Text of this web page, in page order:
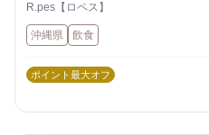
R.pes【ロペス】
沖縄県 飲食
ポイント最大オフ